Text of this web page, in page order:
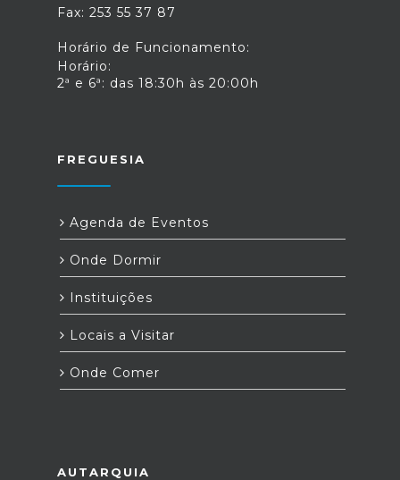
Fax: 253 55 37 87
Horário de Funcionamento:
Horário:
2ª e 6ª: das 18:30h às 20:00h
FREGUESIA
Agenda de Eventos
Onde Dormir
Instituições
Locais a Visitar
Onde Comer
AUTARQUIA